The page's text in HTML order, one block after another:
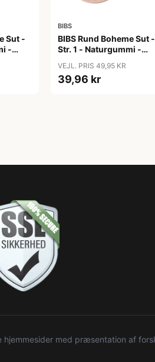
Sut -
-
BIBS
BIBS Rund Boheme Sut -
Str. 1 - Naturgummi -
VEJL. PRIS 49,95 KR
39,96 kr
med præsentation af